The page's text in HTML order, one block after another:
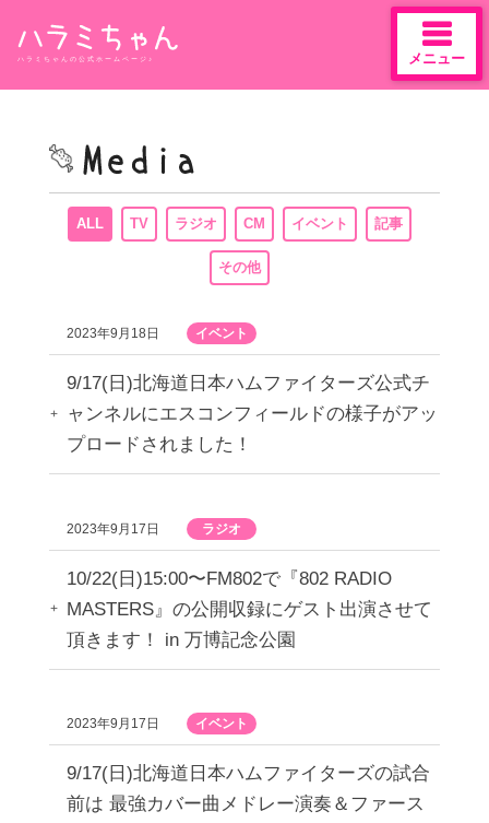
content
ハラミちゃんの公式ホームページ♪ メニュー
ALL TV ラジオ CM イベント 記事
その他
2023年9月18日 イベント
9/17(日)北海道日本ハムファイターズ公式チ
ャンネルにエスコンフィールドの様子がアッ
プロードされました！
2023年9月17日 ラジオ
10/22(日)15:00〜FM802で『802 RADIO
MASTERS』の公開収録にゲスト出演させて
頂きます！ in 万博記念公園
2023年9月17日 イベント
9/17(日)北海道日本ハムファイターズの試合
前は 最強カバー曲メドレー演奏＆ファース